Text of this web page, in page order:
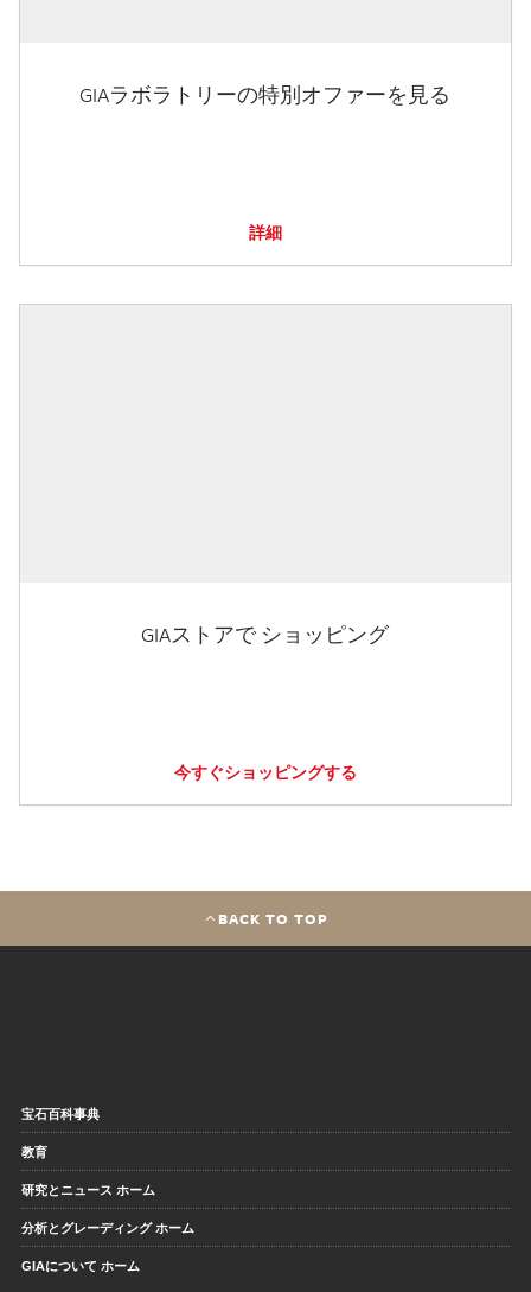
GIAラボラトリーの特別オファーを見る
詳細
GIAストアで ショッピング
今すぐショッピングする
BACK TO TOP
宝石百科事典
教育
研究とニュース ホーム
分析とグレーディング ホーム
GIAについて ホーム